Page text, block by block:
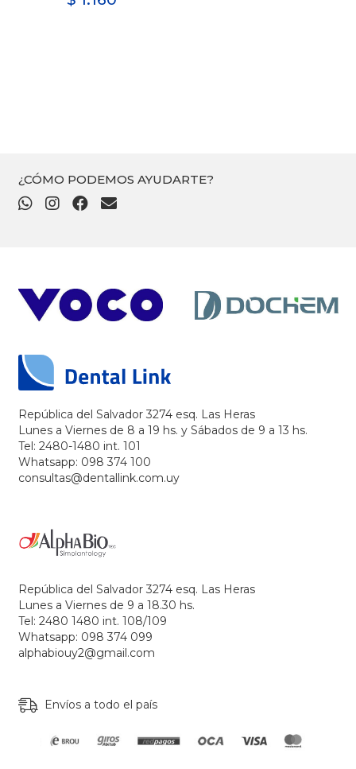
¿CÓMO PODEMOS AYUDARTE?
República del Salvador 3274 esq. Las Heras
Lunes a Viernes de 8 a 19 hs. y Sábados de 9 a 13 hs.
Tel: 2480-1480 int. 101
Whatsapp: 098 374 100
consultas@dentallink.com.uy
República del Salvador 3274 esq. Las Heras
Lunes a Viernes de 9 a 18.30 hs.
Tel: 2480 1480 int. 108/109
Whatsapp: 098 374 099
alphabiouy2@gmail.com
Envíos a todo el país